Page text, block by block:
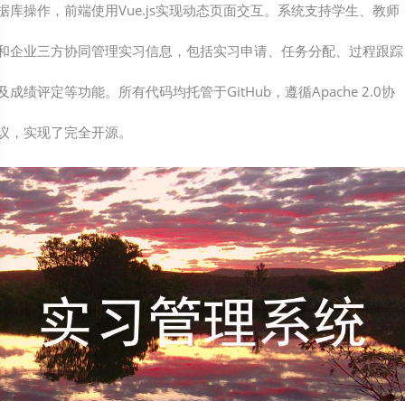
库操作，前端使用Vue.js实现动态页面交互。系统支持学生、教师
企业三方协同管理实习信息，包括实习申请、任务分配、过程跟踪
成绩评定等功能。所有代码均托管于GitHub，遵循Apache 2.0协
，实现了完全开源。